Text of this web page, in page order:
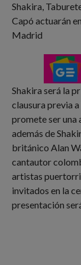
Shakira,
Capó actuarán
Madrid
Shakira será la
clausura previa
promete ser una
además de
británico Alan
cantautor
artistas
invitados en la
presentación